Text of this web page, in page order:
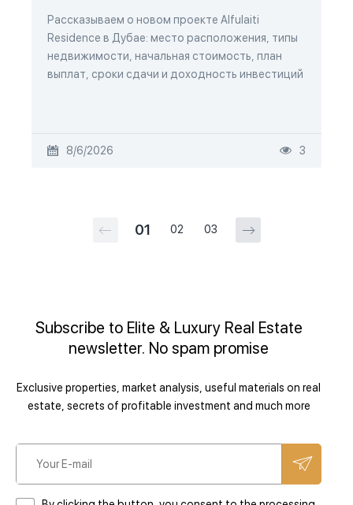
Рассказываем о новом проекте Alfulaiti
Residence в Дубае: место расположения, типы
недвижимости, начальная стоимость, план
выплат, сроки сдачи и доходность инвестиций
8/6/2026 3
01 02 03
Subscribe to Elite & Luxury Real Estate
newsletter. No spam promise
Exclusive properties, market analysis, useful materials on real
estate, secrets of profitable investment and much more